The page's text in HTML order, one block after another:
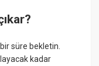
süre bekletin.
kadar